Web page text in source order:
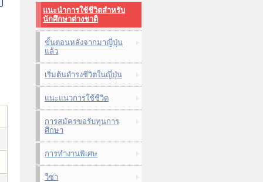
แนะนำการใช้ชีวิตสำหรับ
นักศึกษาต่างชาติ
ขั้นตอนหลังจากมาญี่ปุ่น
แล้ว
เริ่มต้นดำรงชีวิตในญี่ปุ่น
แนะแนวการใช้ชีวิต
การสมัครขอรับทุนการ
ศึกษา
การทำงานพิเศษ
วีซ่า